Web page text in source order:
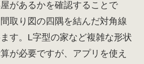
があるかを確認することで
取り図の四隅を結んだ対角線
す。L字型の家など複雑な形状
が必要ですが、アプリを使え